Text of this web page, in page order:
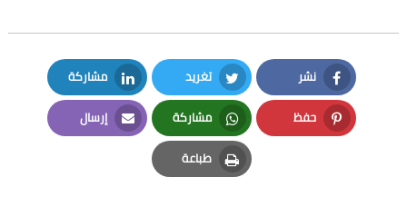
نشر
Facebook
تغريد
Twitter
مشاركة
LinkedIn
حفظ
Pinterest
مشاركة
Whatsapp
إرسال
Email
طباعة
Print